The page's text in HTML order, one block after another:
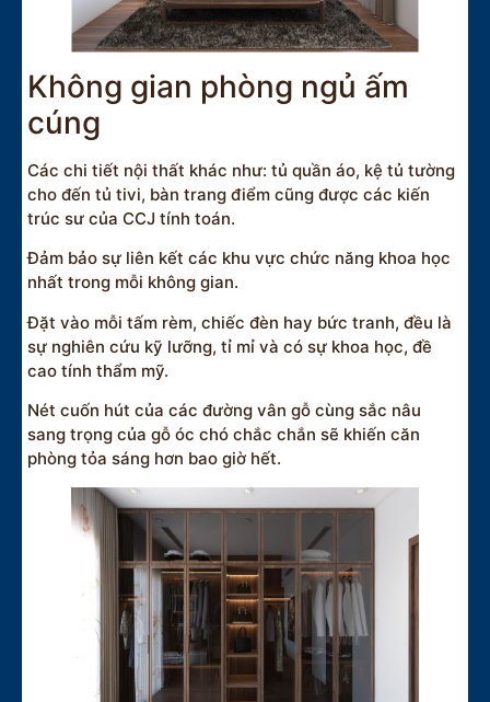
Không gian phòng ngủ ấm
cúng
Các chi tiết nội thất khác như: tủ quần áo, kệ tủ tường
cho đến tủ tivi, bàn trang điểm cũng được các kiến
trúc sư của CCJ tính toán.
Đảm bảo sự liên kết các khu vực chức năng khoa học
nhất trong mỗi không gian.
Đặt vào mỗi tấm rèm, chiếc đèn hay bức tranh, đều là
sự nghiên cứu kỹ lưỡng, tỉ mỉ và có sự khoa học, đề
cao tính thẩm mỹ.
Nét cuốn hút của các đường vân gỗ cùng sắc nâu
sang trọng của gỗ óc chó chắc chắn sẽ khiến căn
phòng tỏa sáng hơn bao giờ hết.